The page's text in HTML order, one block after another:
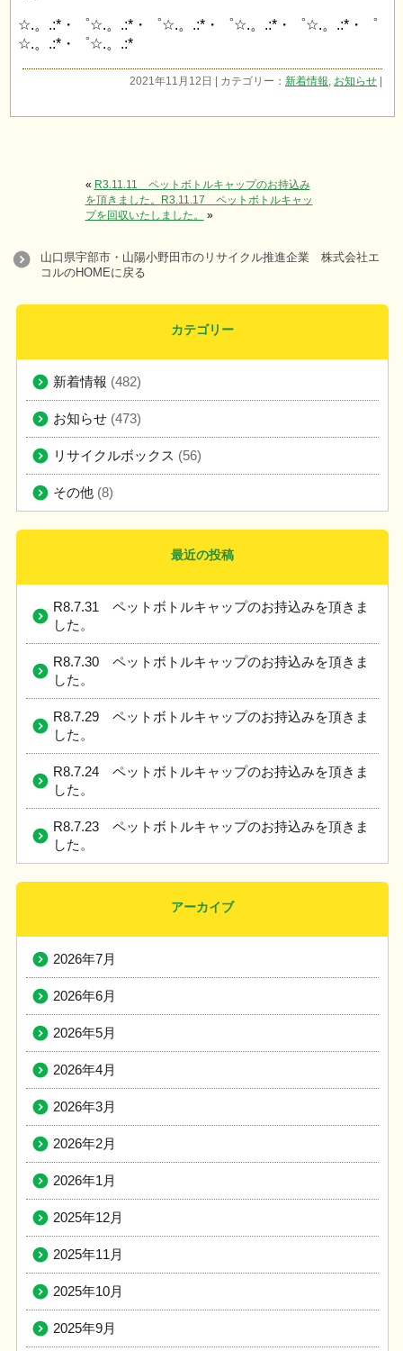
☆.。.:*・゜☆.。.:*・゜☆.。.:*・゜☆.。.:*・゜☆.。.:*・゜
☆.。.:*・゜☆.。.:*
2021年11月12日 | カテゴリー：新着情報 お知らせ |
« R3.11.11 ペットボトルキャップのお持込み
を頂きました。
R3.11.17 ペットボトルキャッ
プを回収いたしました。
»
山口県宇部市・山陽小野田市のリサイクル推進企業 株式会社エ
コルのHOMEに戻る
カテゴリー
新着情報 (482)
お知らせ (473)
リサイクルボックス (56)
その他 (8)
最近の投稿
R8.7.31 ペットボトルキャップのお持込みを頂きま
した。
R8.7.30 ペットボトルキャップのお持込みを頂きま
した。
R8.7.29 ペットボトルキャップのお持込みを頂きま
した。
R8.7.24 ペットボトルキャップのお持込みを頂きま
した。
R8.7.23 ペットボトルキャップのお持込みを頂きま
した。
アーカイブ
2026年7月
2026年6月
2026年5月
2026年4月
2026年3月
2026年2月
2026年1月
2025年12月
2025年11月
2025年10月
2025年9月